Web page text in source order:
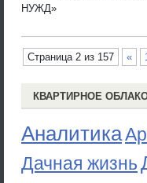
НУЖД»
Страница 2 из 157 «
КВАРТИРНОЕ
Аналитика
Дачная жизнь